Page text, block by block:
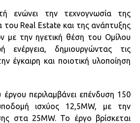
ενώνει την τεχνογνωσία της
Real Estate και της ανάπτυξης
με την ηγετική θέση του Ομίλου
δημιουργώντας τις
έγκαιρη και ποιοτική υλοποίηση
περιλαμβάνει επένδυση 150
ισχύος 12,5MW, με την
στα 25MW. Το έργο βρίσκεται